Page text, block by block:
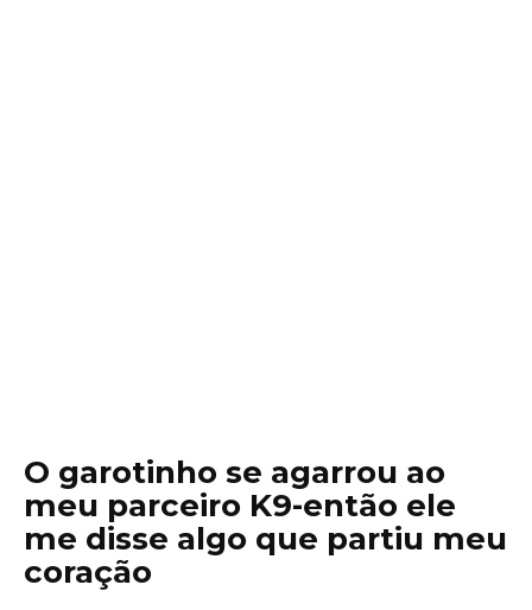
O garotinho se agarrou ao
meu parceiro K9-então ele
me disse algo que partiu meu
coração